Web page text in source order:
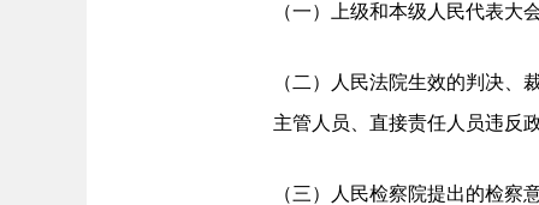
（一）上级和本级人民代表
（二）人民法院生效的判决
主管人员、直接责任人员违反
（三）人民检察院提出的检